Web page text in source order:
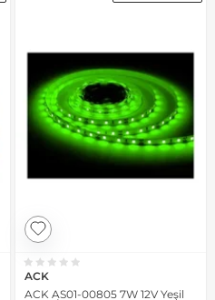
ACK
ACK AS01-00805 7W 12V Yeşil